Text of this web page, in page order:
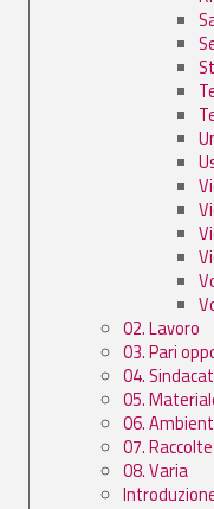
02. Lavoro
03. Pari
04.
05.
06.
07. Raccolte
08. Varia